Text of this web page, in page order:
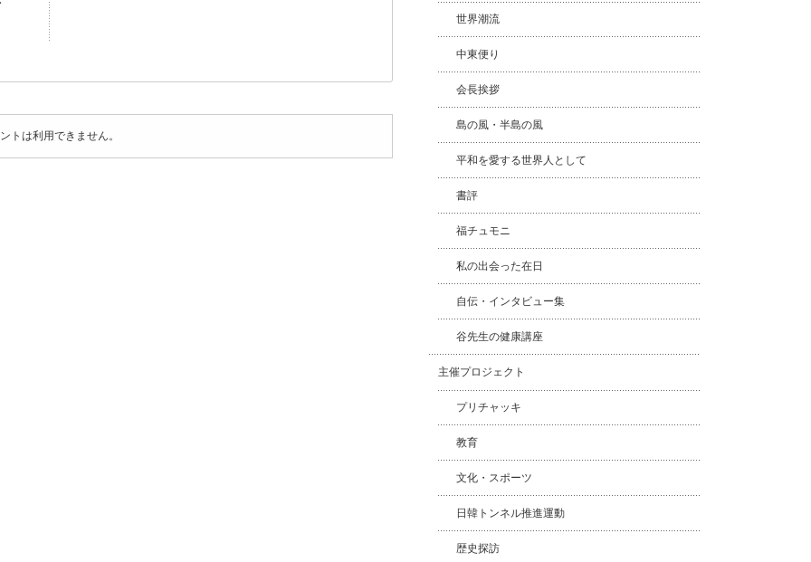
トは利用できません。
世界潮流
中東便り
会長挨拶
島の風・半島の風
平和を愛する世界人として
書評
福チュモニ
私の出会った在日
自伝・インタビュー集
谷先生の健康講座
主催プロジェクト
プリチャッキ
教育
文化・スポーツ
日韓トンネル推進運動
歴史探訪